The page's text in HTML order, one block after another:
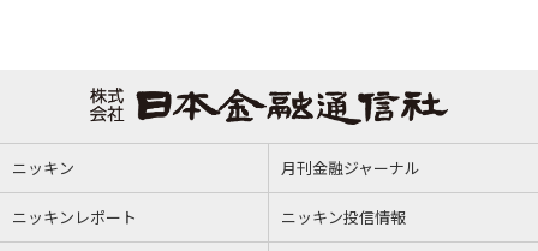
ニッキン 月刊金融ジャーナル
ニッキンレポート ニッキン投信情報